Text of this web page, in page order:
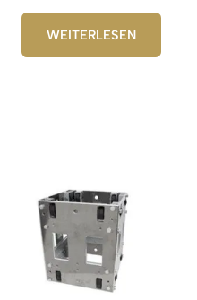
WEITERLESEN